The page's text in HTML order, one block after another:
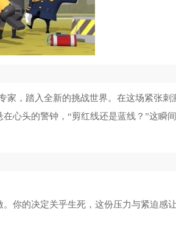
家，踏入全新的挑战世界。在这场紧张刺
心头的警钟，“剪红线还是蓝线？”这瞬
你的决定关乎生死，这份压力与紧迫感
我的勇者uu版
8 末日勇闯魔物娘巢穴游戏
10 奥特曼格斗进化3汉化版